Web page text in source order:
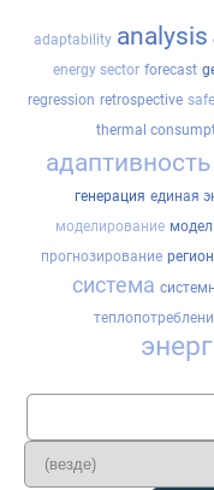
adaptability analysis
energy sector forecast
regression retrospective
thermal
адаптивность
генерация единая
моделирование
прогнозирование регион
система